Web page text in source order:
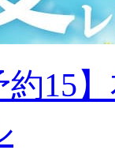
約15